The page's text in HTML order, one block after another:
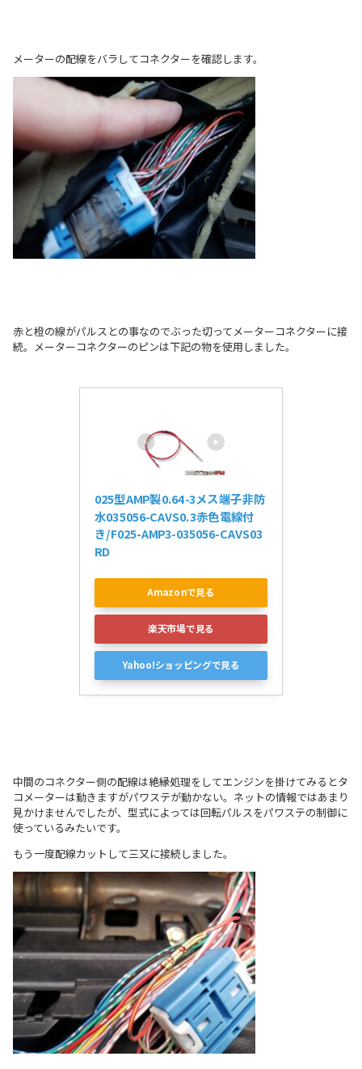
メーターの配線をバラしてコネクターを確認します。
赤と橙の線がパルスとの事なのでぶった切ってメーターコネクターに接
続。メーターコネクターのピンは下記の物を使用しました。
025型AMP製0.64-3メス端子非防
水035056-CAVS0.3赤色電線付
き/F025-AMP3-035056-CAVS03
RD
Amazonで見る
楽天市場で見る
Yahoo!ショッピングで見る
中間のコネクター側の配線は絶縁処理をしてエンジンを掛けてみるとタ
コメーターは動きますがパワステが動かない。ネットの情報ではあまり
見かけませんでしたが、型式によっては回転パルスをパワステの制御に
使っているみたいです。
もう一度配線カットして三又に接続しました。